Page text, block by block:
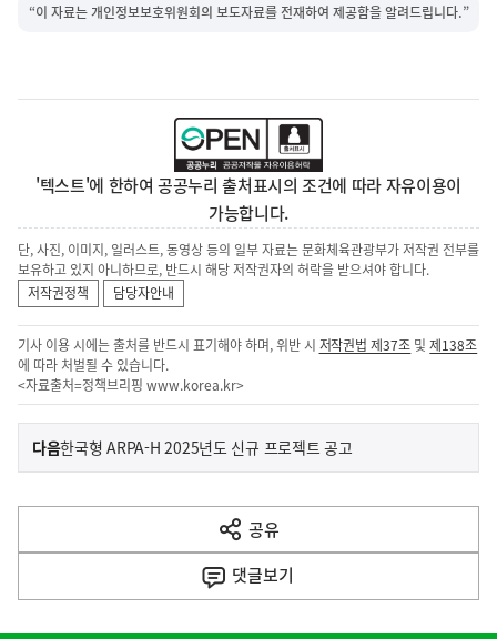
“이 자료는 개인정보보호위원회의 보도자료를 전재하여 제공함을 알려드립니다.”
'텍스트'에 한하여 공공누리 출처표시의 조건에 따라 자유이용이
가능합니다.
단, 사진, 이미지, 일러스트, 동영상 등의 일부 자료는 문화체육관광부가 저작권 전부를
보유하고 있지 아니하므로, 반드시 해당 저작권자의 허락을 받으셔야 합니다.
저작권정책
담당자안내
기사 이용 시에는 출처를 반드시 표기해야 하며, 위반 시 저작권법 제37조 및제138조
에 따라 처벌될 수 있습니다.
<자료출처=정책브리핑 www.korea.kr>
이
전
다
음
다음기
사
한국형 ARPA-H 2025년도 신규 프로젝트 공고
공유
열
기
댓글보기